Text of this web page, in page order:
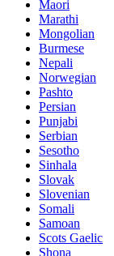
Maori
Marathi
Mongolian
Burmese
Nepali
Norwegian
Pashto
Persian
Punjabi
Serbian
Sesotho
Sinhala
Slovak
Slovenian
Somali
Samoan
Scots Gaelic
Shona